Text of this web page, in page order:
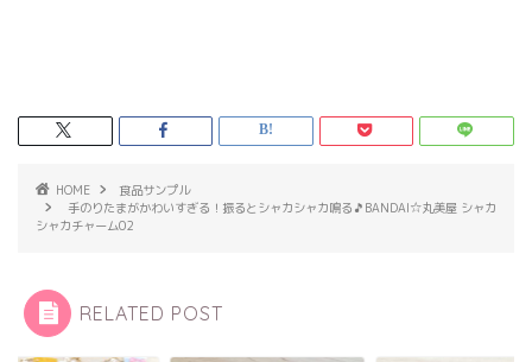
HOME
食品サンプル
手のりたまがかわいすぎる！振るとシャカシャカ鳴る🎵BANDAI☆丸美屋 シャカ
シャカチャーム02
RELATED POST